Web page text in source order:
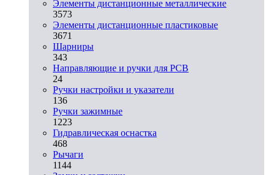
Элементы дистанционные металлические
3573
Элементы дистанционные пластиковые
3671
Шарниры
343
Направляющие и ручки для PCB
24
Ручки настройки и указатели
136
Ручки зажимные
1223
Гидравлическая оснастка
468
Рычаги
1144